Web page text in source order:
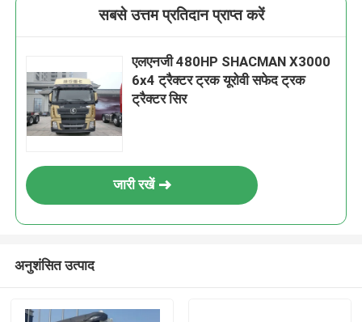
सबसे उत्तम प्रतिदान प्राप्त करें
एलएनजी 480HP SHACMAN X3000
6x4 ट्रैक्टर ट्रक यूरोवी सफेद ट्रक
ट्रैक्टर सिर
जारी रखें
अनुशंसित उत्पाद